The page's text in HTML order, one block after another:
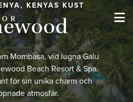
KENYAS KUST
Mombasa, vid lugna Galu
Beach Resort & Spa.
för sin unika charm och
atmosfär.